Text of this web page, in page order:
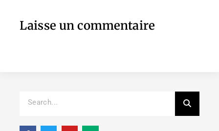
Laisse un commentaire